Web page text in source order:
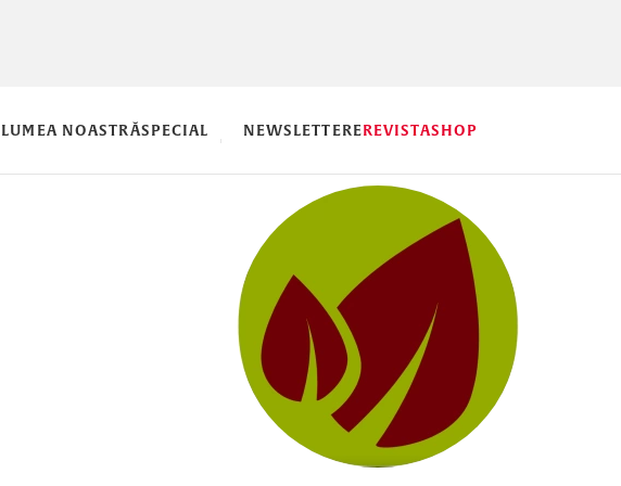
LUMEA NOASTRĂSPECIAL NEWSLETTEREREVISTASHOP